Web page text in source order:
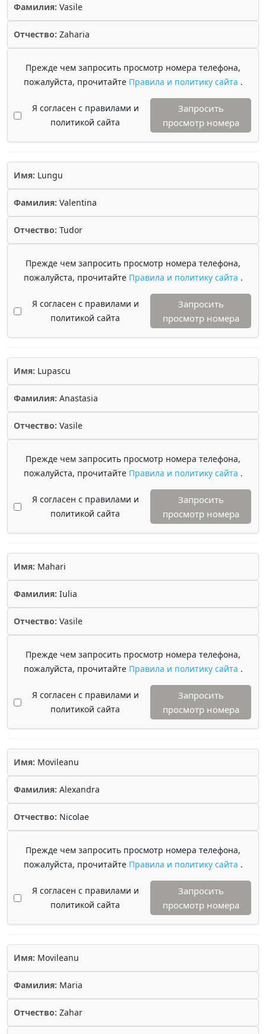
Фамилия: Vasile
Отчество: Zaharia
Прежде чем запросить просмотр номера телефона,
пожалуйста, прочитайте Правила и политику сайта .
Я согласен с правилами и
политикой сайта
Запросить
просмотр номера
Имя: Lungu
Фамилия: Valentina
Отчество: Tudor
Прежде чем запросить просмотр номера телефона,
пожалуйста, прочитайте Правила и политику сайта .
Я согласен с правилами и
политикой сайта
Запросить
просмотр номера
Имя: Lupascu
Фамилия: Anastasia
Отчество: Vasile
Прежде чем запросить просмотр номера телефона,
пожалуйста, прочитайте Правила и политику сайта .
Я согласен с правилами и
политикой сайта
Запросить
просмотр номера
Имя: Mahari
Фамилия: Iulia
Отчество: Vasile
Прежде чем запросить просмотр номера телефона,
пожалуйста, прочитайте Правила и политику сайта .
Я согласен с правилами и
политикой сайта
Запросить
просмотр номера
Имя: Movileanu
Фамилия: Alexandra
Отчество: Nicolae
Прежде чем запросить просмотр номера телефона,
пожалуйста, прочитайте Правила и политику сайта .
Я согласен с правилами и
политикой сайта
Запросить
просмотр номера
Имя: Movileanu
Фамилия: Maria
Отчество: Zahar